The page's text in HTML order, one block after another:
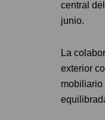
central
junio.
La
exterior
mobiliario